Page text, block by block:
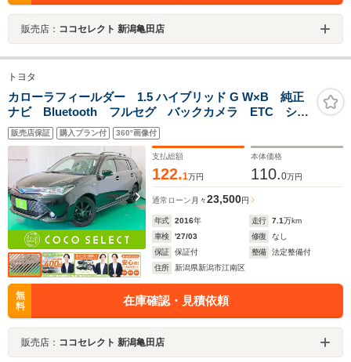
販売店： ココセレクト 新潟亀田店
トヨタ
カローラフィールダー 1.5 ハイブリッド G W×B 純正
ナビ Bluetooth フルセグ バックカメラ ETC シー
トヒーター ハーフレザーシート 衝突被害軽減ブレー
キ nanoeエアコン ルーフレール LEDヘッドライト・
フォグランプ ハイブリッド車
販売店保証 購入プラン付 360°画像付
支払総額
122.1万円
本体価格
110.0万円
通常ローン 月々23,500円
年式 2016年 走行 7.1万km
車検
'27/03 修復
なし
保証
保証付 整備
法定整備付
住所
新潟県新潟市江南区
無
料
在庫確認・見積依頼
販売店： ココセレクト 新潟亀田店